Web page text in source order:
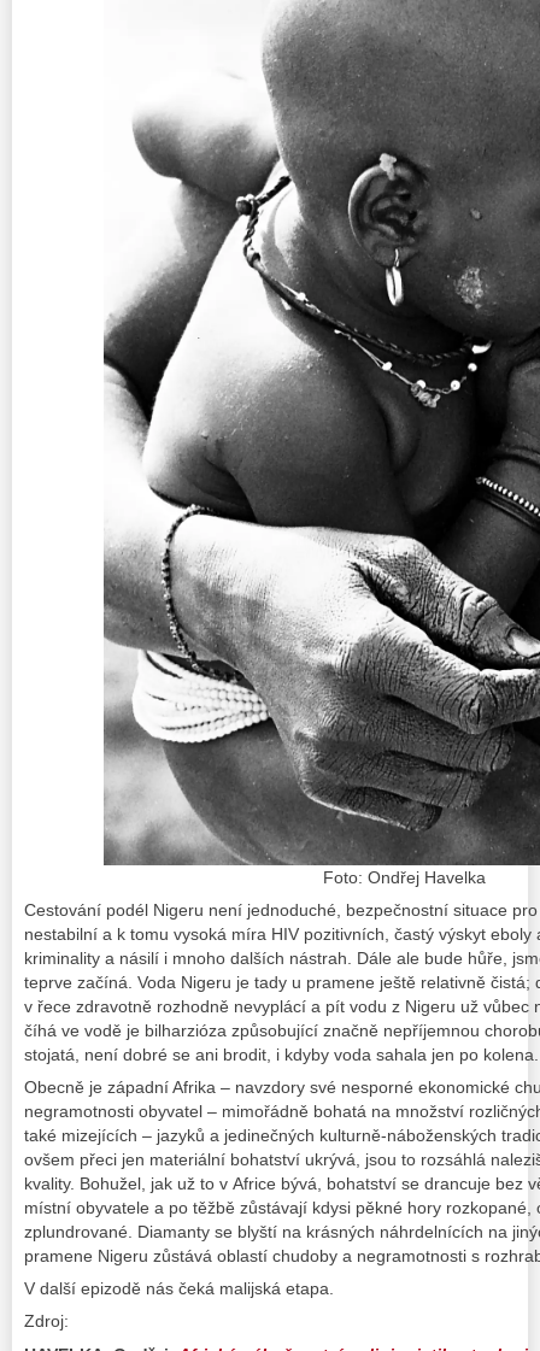
Foto: Ondřej Havelka
Cestování podél Nigeru není jednoduché, bezpečnostní situace
nestabilní a k tomu vysoká míra HIV pozitivních, častý výskyt eboly
kriminality a násilí i mnoho dalších nástrah. Dále ale bude hůře,
teprve začíná. Voda Nigeru je tady u pramene ještě relativně čistá;
v řece zdravotně rozhodně nevyplácí a pít vodu z Nigeru už vůbec
číhá ve vodě je bilharzióza způsobující značně nepříjemnou
stojatá, není dobré se ani brodit, i kdyby voda sahala jen po kolena.
Obecně je západní Afrika – navzdory své nesporné ekonomické
negramotnosti obyvatel – mimořádně bohatá na množství
také mizejících – jazyků a jedinečných kulturně-náboženských
ovšem přeci jen materiální bohatství ukrývá, jsou to rozsáhlá
kvality. Bohužel, jak už to v Africe bývá, bohatství se drancuje bez
místní obyvatele a po těžbě zůstávají kdysi pěkné hory rozkopané,
zplundrované. Diamanty se blyští na krásných náhrdelnících na
pramene Nigeru zůstává oblastí chudoby a negramotnosti s
V další epizodě nás čeká malijská etapa.
Zdroj: